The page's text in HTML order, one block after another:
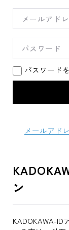
パスワード
メールアド
ン
KADOKAWA-ID